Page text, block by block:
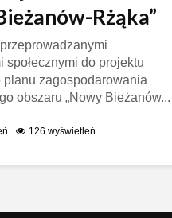
Rżąka”
społecznymi do projektu
planu zagospodarowania
obszaru „Nowy Bieżanów...
126 wyświetleń